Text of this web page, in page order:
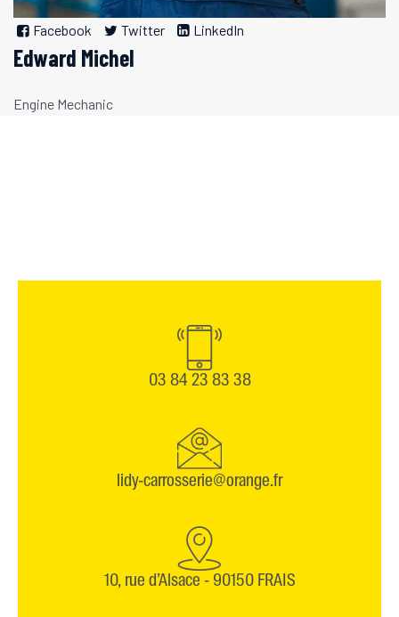
Facebook Twitter LinkedIn
Edward Michel
Engine Mechanic
03 84 23 83 38
lidy-carrosserie@orange.fr
10, rue d’Alsace - 90150 FRAIS